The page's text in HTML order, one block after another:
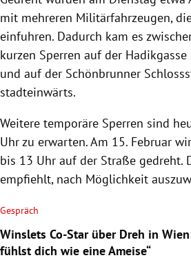
mit mehreren Militärfahrzeugen,
einfuhren. Dadurch kam es
kurzen Sperren auf der
und auf der Schönbrunner
stadteinwärts.
Weitere temporäre Sperren sind
Uhr zu erwarten. Am 15. Februar
bis 13 Uhr auf der Straße gedreht.
empfiehlt, nach Möglichkeit
Gespräch
Winslets Co-Star über Dreh in
fühlst dich wie eine Ameise“